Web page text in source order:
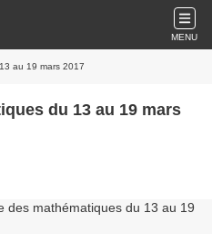
MENU
au 19 mars 2017
du 13 au 19 mars